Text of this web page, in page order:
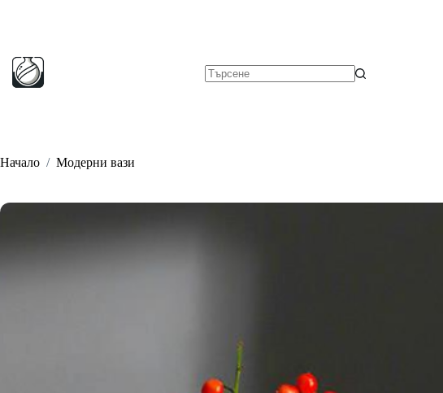
Начало / Модерни вази